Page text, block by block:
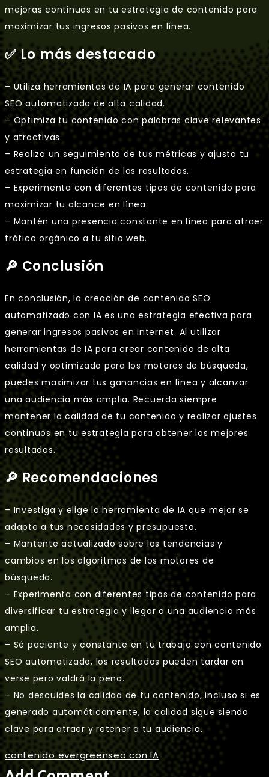
mejoras continuas en tu estrategia de contenido para
maximizar tus ingresos pasivos en línea.
✅ Lo más destacado
– Utiliza herramientas de IA para generar contenido
SEO automatizado de alta calidad.
– Optimiza tu contenido con palabras clave relevantes
y atractivas.
– Realiza un seguimiento de tus métricas y ajusta tu
estrategia en función de los resultados.
– Experimenta con diferentes tipos de contenido para
maximizar tu alcance en línea.
– Mantén una presencia constante en línea para atraer
tráfico orgánico a tu sitio web.
🔎 Conclusión
En conclusión, la creación de contenido SEO
automatizado con IA es una estrategia efectiva para
generar ingresos pasivos en internet. Al utilizar
herramientas de IA para crear contenido de alta
calidad y optimizado para los motores de búsqueda,
puedes maximizar tus ganancias en línea y alcanzar
una audiencia más amplia. Recuerda siempre
mantener la calidad de tu contenido y realizar ajustes
continuos en tu estrategia para obtener los mejores
resultados.
🔎 Recomendaciones
– Investiga y elige la herramienta de IA que mejor se
adapte a tus necesidades y presupuesto.
– Mantente actualizado sobre las tendencias y
cambios en los algoritmos de los motores de
búsqueda.
– Experimenta con diferentes tipos de contenido para
diversificar tu estrategia y llegar a una audiencia más
amplia.
– Sé paciente y constante en tu trabajo con contenido
SEO automatizado, los resultados pueden tardar en
verse pero valdrá la pena.
– No descuides la calidad de tu contenido, incluso si es
generado automáticamente, la calidad sigue siendo
clave para atraer y retener a tu audiencia.
contenido evergreenseo con IA